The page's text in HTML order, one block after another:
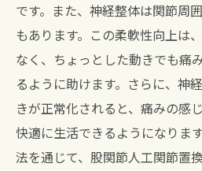
です。また、神経整体は関節周
もあります。この柔軟性向上は
なく、ちょっとした動きでも痛
るように助けます。さらに、神
きが正常化されると、痛みの感
快適に生活できるようになりま
法を通じて、股関節人工関節置